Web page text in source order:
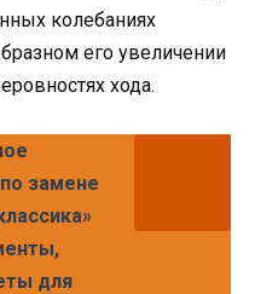
колебаниях
его увеличении
хода.
замене
для